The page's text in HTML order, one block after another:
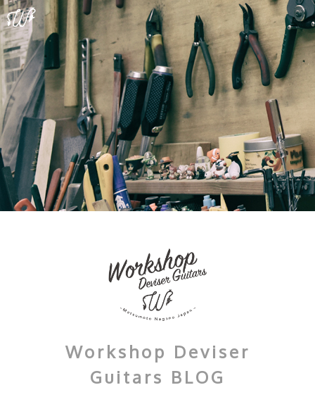
Jump to navigation
Workshop Deviser
Guitars BLOG